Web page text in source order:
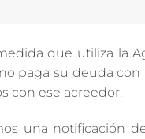
que utiliza la
paga su deuda
con ese acreedor.
una notificación